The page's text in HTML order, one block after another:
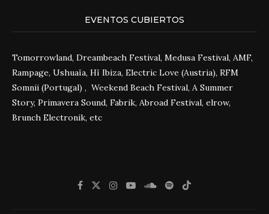
EVENTOS CUBIERTOS
Tomorrowland, Dreambeach Festival, Medusa Festival, AMF,
Rampage, Ushuaïa, Hï Ibiza, Electric Love (Austria), RFM
Somnii (Portugal) , Weekend Beach Festival, A Summer
Story, Primavera Sound, Fabrik, Abroad Festival, elrow,
Brunch Electronik, etc